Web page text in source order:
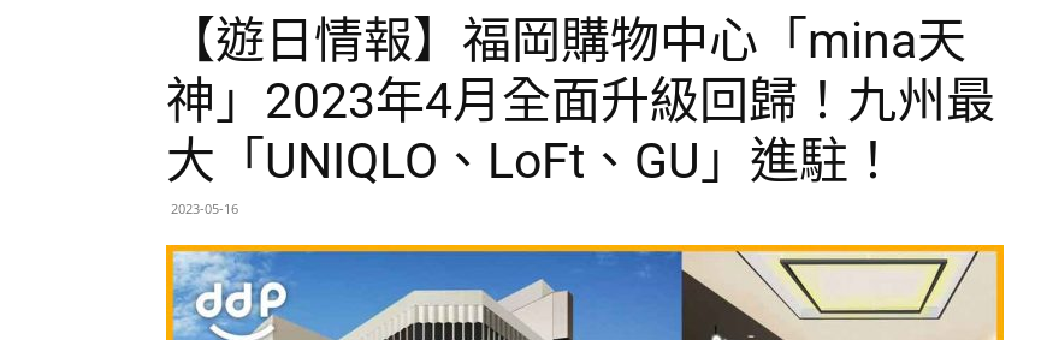
【遊日情報】福岡購物中心「mina天
神」2023年4月全面升級回歸！九州最
大「UNIQLO、LoFt、GU」進駐！
2023-05-16